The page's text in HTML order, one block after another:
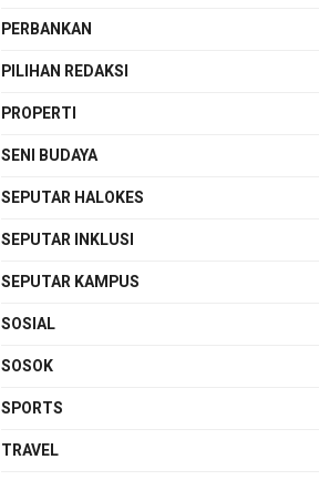
PERBANKAN
PILIHAN REDAKSI
PROPERTI
SENI BUDAYA
SEPUTAR HALOKES
SEPUTAR INKLUSI
SEPUTAR KAMPUS
SOSIAL
SOSOK
SPORTS
TRAVEL